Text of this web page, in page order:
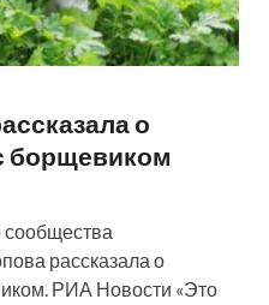
о
борщевиком
сообщества
рассказала о
РИА Новости «Это